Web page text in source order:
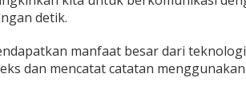
detik.
manfaat besar dari
dan mencatat catatan